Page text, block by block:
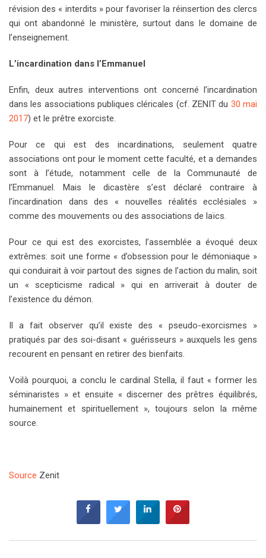
révision des « interdits » pour favoriser la réinsertion des clercs
qui ont abandonné le ministère, surtout dans le domaine de
l’enseignement.
L’incardination dans l’Emmanuel
Enfin, deux autres interventions ont concerné l’incardination
dans les associations publiques cléricales (cf. ZENIT du 30 mai
2017) et le prêtre exorciste.
Pour ce qui est des incardinations, seulement quatre
associations ont pour le moment cette faculté, et a demandes
sont à l’étude, notamment celle de la Communauté de
l’Emmanuel. Mais le dicastère s’est déclaré contraire à
l’incardination dans des « nouvelles réalités ecclésiales »
comme des mouvements ou des associations de laïcs.
Pour ce qui est des exorcistes, l’assemblée a évoqué deux
extrêmes: soit une forme « d’obsession pour le démoniaque »
qui conduirait à voir partout des signes de l’action du malin, soit
un « scepticisme radical » qui en arriverait à douter de
l’existence du démon.
Il a fait observer qu’il existe des « pseudo-exorcismes »
pratiqués par des soi-disant « guérisseurs » auxquels les gens
recourent en pensant en retirer des bienfaits.
Voilà pourquoi, a conclu le cardinal Stella, il faut « former les
séminaristes » et ensuite « discerner des prêtres équilibrés,
humainement et spirituellement », toujours selon la même
source.
Source Zenit